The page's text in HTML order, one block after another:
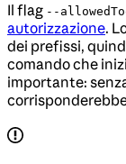
Il flag --
autorizzazione.
dei prefissi,
comando che
importante: